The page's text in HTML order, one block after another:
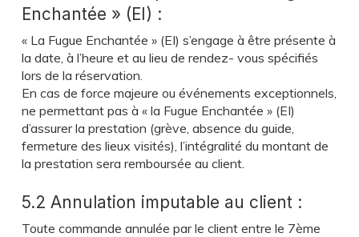
Enchantée » (EI) :
« La Fugue Enchantée » (EI) s’engage à être présente à
la date, à l’heure et au lieu de rendez- vous spécifiés
lors de la réservation.
En cas de force majeure ou événements exceptionnels,
ne permettant pas à « la Fugue Enchantée » (EI)
d’assurer la prestation (grève, absence du guide,
fermeture des lieux visités), l’intégralité du montant de
la prestation sera remboursée au client.
5.2 Annulation imputable au client :
Toute commande annulée par le client entre le 7ème